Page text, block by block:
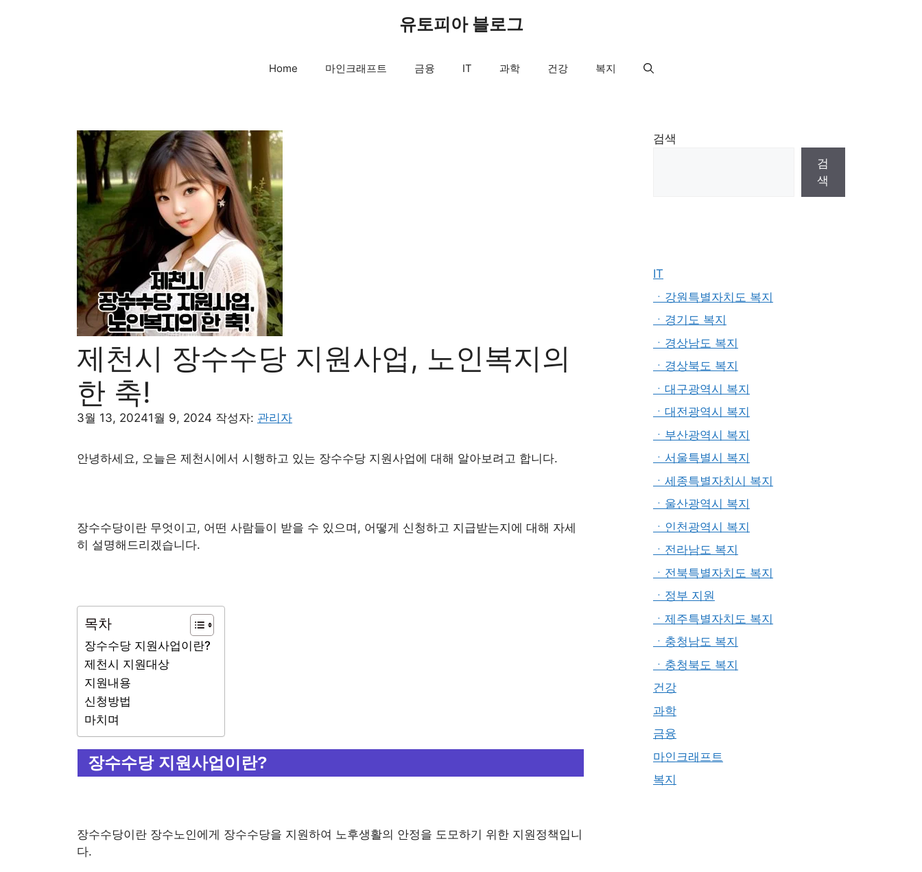
유토피아 블로그
Home 마인크래프트 금융 IT 과학 건강 복지
제천시 장수수당 지원사업, 노인복지의
한 축!
3월 13, 20241월 9, 2024 작성자: 관리자
안녕하세요, 오늘은 제천시에서 시행하고 있는 장수수당 지원사업에 대해 알아보려고 합니다.
장수수당이란 무엇이고, 어떤 사람들이 받을 수 있으며, 어떻게 신청하고 지급받는지에 대해 자세
히 설명해드리겠습니다.
목차
장수수당 지원사업이란?
제천시 지원대상
지원내용
신청방법
마치며
장수수당 지원사업이란?
장수수당이란 장수노인에게 장수수당을 지원하여 노후생활의 안정을 도모하기 위한 지원정책입니
다.
검색
검
색
IT
ㆍ강원특별자치도 복지
ㆍ경기도 복지
ㆍ경상남도 복지
ㆍ경상북도 복지
ㆍ대구광역시 복지
ㆍ대전광역시 복지
ㆍ부산광역시 복지
ㆍ서울특별시 복지
ㆍ세종특별자치시 복지
ㆍ울산광역시 복지
ㆍ인천광역시 복지
ㆍ전라남도 복지
ㆍ전북특별자치도 복지
ㆍ정부 지원
ㆍ제주특별자치도 복지
ㆍ충청남도 복지
ㆍ충청북도 복지
건강
과학
금융
마인크래프트
복지